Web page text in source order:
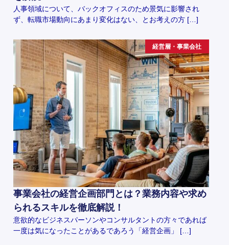
人事領域について、バックオフィスのため景気に影響され
ず、転職市場動向にあまり変化はない、とお考えの方 […]
経営層・事業会社
事業会社の経営企画部門とは？業務内容や求め
られるスキルを徹底解説！
意欲的なビジネスパーソンやコンサルタントの方々であれば
一度は気になったことがあるであろう「経営企画」 […]